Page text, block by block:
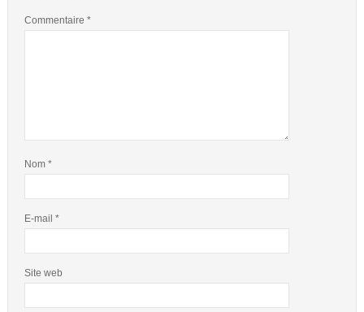
Commentaire *
Nom *
E-mail *
Site web